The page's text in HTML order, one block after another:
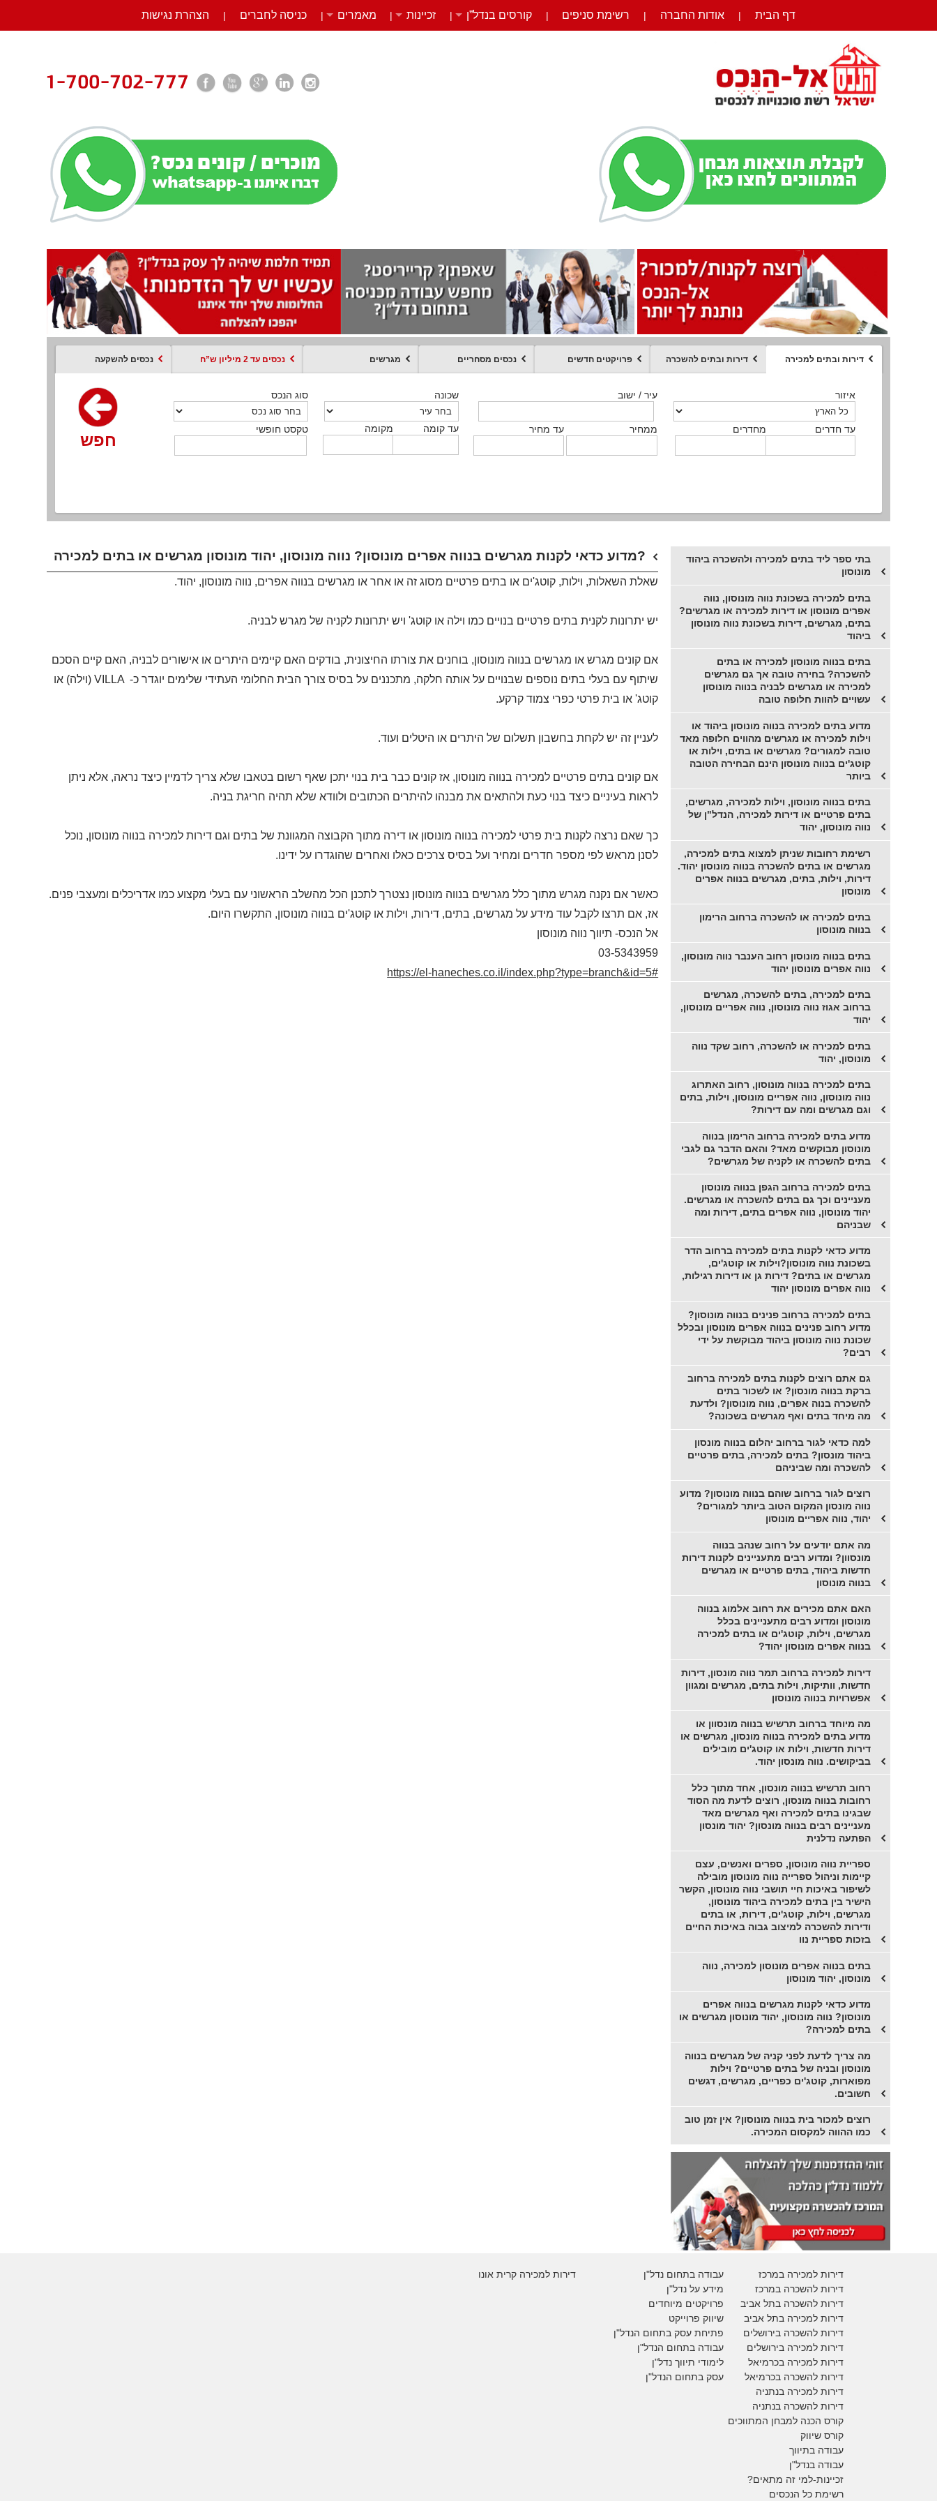
דף הבית | אודות החברה | רשימת סניפים | קורסים בנדל”ן | זכיינות | מאמרים | כניסה לחברים | הצהרת נגישות
דירות ובתים למכירה דירות ובתים להשכרה פרויקטים חדשים נכסים מסחריים מגרשים נכסים עד 2 מיליון ש”ח נכסים להשקעה
איזור
מחדרים עד חדרים
עיר / ישוב
ממחיר עד מחיר
שכונה
מקומה עד קומה
סוג הנכס
טקסט חופשי
חפש
איזור
מחדרים עד חדרים
עיר / ישוב
ממחיר עד מחיר
שכונה
מקומה עד קומה
סוג הנכס
טקסט חופשי
חפש
איזור
מחדרים עד חדרים
עיר / ישוב
ממחיר עד מחיר
שכונה
מקומה עד קומה
סוג הנכס
טקסט חופשי
חפש
איזור
סוג הנכס
עיר / ישוב
ממחיר עד מחיר
שכונה
מקומה עד קומה
סוג עסקה
טקסט חופשי
חפש
סוג הנכס ממחיר מקומה
חפש
איזור
מחדרים עד חדרים
עיר / ישוב
מקומה עד קומה
שכונה
טקסט חופשי
סוג הנכס
חפש
איזור
סוג הנכס
עיר / ישוב
ממחיר עד מחיר
שכונה
מקומה עד קומה
טקסט חופשי
חפש
מדוע כדאי לקנות מגרשים בנווה אפרים מונוסון? נווה מונוסון, יהוד מונוסון מגרשים או בתים למכירה?
שאלת השאלות, וילות, קוטג'ים או בתים פרטיים מסוג זה או אחר או מגרשים בנווה אפרים, נווה מונוסון, יהוד.
יש יתרונות לקנית בתים פרטיים בנויים כמו וילה או קוטג' ויש יתרונות לקניה של מגרש לבניה.
אם קונים מגרש או מגרשים בנווה מונוסון, בוחנים את צורתו החיצונית, בודקים האם קיימים היתרים או אישורים לבניה, האם קיים הסכם
שיתוף עם בעלי בתים נוספים שבנויים על אותה חלקה, מתכננים על בסיס צורך הבית החלומי העתידי שלימים יוגדר כ- VILLA(וילה) או
קוטג' או בית פרטי כפרי צמוד קרקע.
לעניין זה יש לקחת בחשבון תשלום של היתרים או היטלים ועוד.
אם קונים בתים פרטיים למכירה בנווה מונוסון, אז קונים כבר בית בנוי יתכן שאף רשום בטאבו שלא צריך לדמיין כיצד נראה, אלא ניתן
לראות בעיניים כיצד בנוי כעת ולהתאים את מבנהו להיתרים הכתובים ולוודא שלא תהיה חריגת בניה.
כך שאם נרצה לקנות בית פרטי למכירה בנווה מונוסון או דירה מתוך הקבוצה המגוונת של בתים וגם דירות למכירה בנווה מונוסון, נוכל
לסנן מראש לפי מספר חדרים ומחיר ועל בסיס צרכים כאלו ואחרים שהוגדרו על ידינו.
כאשר אם נקנה מגרש מתוך כלל מגרשים בנווה מונוסון נצטרך לתכנן הכל מהשלב הראשוני עם בעלי מקצוע כמו אדריכלים ומעצבי פנים.
אז, אם תרצו לקבל עוד מידע על מגרשים, בתים, דירות, וילות או קוטג'ים בנווה מונוסון, התקשרו היום.
אל הנכס- תיווך נווה מונוסון
03-5343959
https://el-haneches.co.il/index.php?type=branch&id=5#
בתי ספר ליד בתים למכירה ולהשכרה ביהוד
מונוסון
בתים למכירה בשכונת נווה מונוסון, נווה
אפרים מונוסון או דירות למכירה או מגרשים?
בתים, מגרשים, דירות בשכונת נווה מונוסון
ביהוד
בתים בנווה מונוסון למכירה או בתים
להשכרה? בחירה טובה אך גם מגרשים
למכירה או מגרשים לבניה בנווה מונוסון
עשויים להוות חלופה טובה
מדוע בתים למכירה בנווה מונוסון ביהוד או
וילות למכירה או מגרשים מהווים חלופה מאד
טובה למגורים? מגרשים או בתים, וילות או
קוטג'ים בנווה מונוסון הינם הבחירה הטובה
ביותר
בתים בנווה מונוסון, וילות למכירה, מגרשים,
בתים פרטיים או דירות למכירה, הנדל"ן של
נווה מונוסון, יהוד
רשימת רחובות שניתן למצוא בתים למכירה,
מגרשים או בתים להשכרה בנווה מונוסון יהוד.
דירות, וילות, בתים, מגרשים בנווה אפרים
מונוסון
בתים למכירה או להשכרה ברחוב הרימון
בנווה מונוסון
בתים בנווה מונוסון רחוב הענבר נווה מונוסון,
נווה אפרים מונוסון יהוד
בתים למכירה, בתים להשכרה, מגרשים
ברחוב אגוז נווה מונוסון, נווה אפריים מונוסון,
יהוד
בתים למכירה או להשכרה, רחוב שקד נווה
מונוסון, יהוד
בתים למכירה בנווה מונוסון, רחוב האתרוג
נווה מונוסון, נווה אפריים מונוסון, וילות, בתים
וגם מגרשים ומה עם דירות?
מדוע בתים למכירה ברחוב הרימון בנווה
מונוסון מבוקשים מאד? והאם הדבר גם לגבי
בתים להשכרה או לקניה של מגרשים?
בתים למכירה ברחוב הגפן בנווה מונוסון
מעניינים וכך גם בתים להשכרה או מגרשים.
יהוד מונוסון, נווה אפרים בתים, דירות ומה
שבניהם
מדוע כדאי לקנות בתים למכירה ברחוב הדר
בשכונת נווה מונוסון?וילות או קוטג'ים,
מגרשים או בתים? דירות גן או דירות רגילות,
נווה אפרים מונוסון יהוד
בתים למכירה ברחוב פנינים בנווה מונוסון?
מדוע רחוב פנינים בנווה אפרים מונוסון ובכלל
שכונת נווה מונוסון ביהוד מבוקשת על ידי
רבים?
גם אתם רוצים לקנות בתים למכירה ברחוב
ברקת בנווה מונסון? או לשכור בתים
להשכרה בנוה אפרים, נווה מונוסון? ולדעת
מה מיחד בתים ואף מגרשים בשכונה?
למה כדאי לגור ברחוב יהלום בנווה מונסון
ביהוד מונסון? בתים למכירה, בתים פרטיים
להשכרה ומה שביניהם
רוצים לגור ברחוב שוהם בנווה מונוסון? מדוע
נווה מונסון המקום הטוב ביותר למגורים?
יהוד, נווה אפריים מונוסון
מה אתם יודעים על רחוב שנהב בנווה
מונסוון? ומדוע רבים מתעניינים לקנות דירות
חדשות ביהוד, בתים פרטיים או מגרשים
בנווה מונוסון
האם אתם מכירים את רחוב אלמוג בנווה
מונוסון ומדוע רבים מתעניינים בכלל
מגרשים, וילות, קוטג'ים או בתים למכירה
בנווה אפרים מונוסון יהוד?
דירות למכירה ברחוב תמר נווה מונסון, דירות
חדשות, וותיקות, וילות בתים, מגרשים ומגוון
אפשרויות בנווה מונוסון
מה מיוחד ברחוב תרשיש בנווה מונסוון או
מדוע בתים למכירה בנווה מונסון, מגרשים או
דירות חדשות, וילות או קוטג'ים מובילים
בביקושים. נווה מונסון יהוד.
רחוב תרשיש בנווה מונסון, אחד מתוך כלל
רחובות בנווה מונסון, רוצים לדעת מה הסוד
שבגינו בתים למכירה ואף מגרשים מאד
מעניינים רבים בנווה מונסון? יהוד מונסון
הפתעה נדלנית
ספריית נווה מונוסון, ספרים ואנשים, עצם
קיימות וניהול ספרייה נווה מונוסון מובילה
לשיפור באיכות חיי תושבי נווה מונוסון, הקשר
הישיר בין בתים למכירה ביהוד מונוסון,
מגרשים, וילות, קוטג'ים, דירות, או בתים
ודירות להשכרה למיצוב גבוה באיכות החיים
בזכות ספריית נוו
בתים בנווה אפרים מונוסון למכירה, נווה
מונוסון, יהוד מונוסון
מדוע כדאי לקנות מגרשים בנווה אפרים
מונוסון? נווה מונוסון, יהוד מונוסון מגרשים או
בתים למכירה?
מה צריך לדעת לפני קניה של מגרשים בנווה
מונוסון ובניה של בתים פרטיים? וילות
מפוארות, קוטג'ים כפריים, מגרשים, דגשים
חשובים.
רוצים למכור בית בנווה מונוסון? אין זמן טוב
כמו ההווה למקסום המכירה.
דירות למכירה קרית אונו
דירות למכירה במרכז
דירות להשכרה במרכז
דירות להשכרה בתל אביב
דירות למכירה בתל אביב
דירות להשכרה בירושלים
דירות למכירה בירושלים
דירות למכירהבכרמיאל
דירות להשכרהבכרמיאל
דירות למכירה בנתניה
דירות להשכרה בנתניה
קורס הכנה למבחן המתווכים
קורס שיווק
עבודה בתיווך
עבודה בנדל"ן
זכיינות-למי זה מתאים?
עבודה בתחום נדל"ן
מידע על נדל"ן
פרויקטים מיוחדים
שיווק פרוייקט
פתיחת עסק בתחום הנדל"ן
עבודה בתחום הנדל"ן
לימודי תיווך נדל"ן
עסק בתחום הנדל"ן
רשימת כל הנכסים